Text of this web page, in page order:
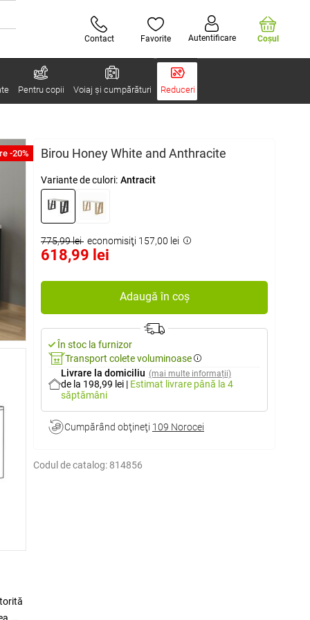
Contact Favorite Autentificare Coşul
Pentru copii Voiaj și cumpărături Reduceri
-20% Birou Honey White and Anthracite
Variante de culori: Antracit
775,99 lei economisiţi 157,00 lei
618,99 lei
Adaugă în coș
În stoc la furnizor
Transport colete voluminoase
Livrare la domiciliu (mai multe informații)
de la 198,99 lei | Estimat livrare până la 4
săptămâni
Cumpărând obţineţi 109 Norocei
Codul de catalog: 814856